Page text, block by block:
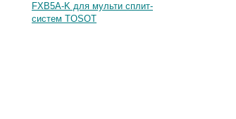
FXB5A-K для мульти сплит-
систем TOSOT